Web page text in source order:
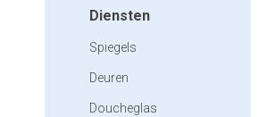
Diensten
Spiegels
Deuren
Doucheglas